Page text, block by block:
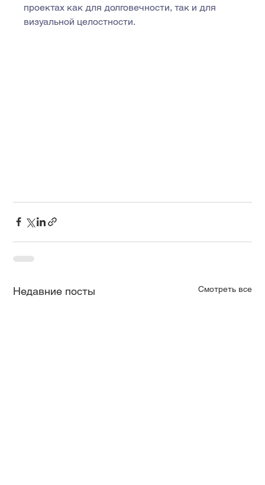
проектах как для долговечности, так и для
визуальной целостности.
Недавние посты Смотреть все